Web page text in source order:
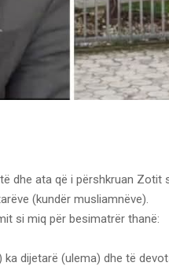
dhe ata që i përshkruan Zotit
(kundër musliamnëve).
si miq për besimatrër thanë:
dijetarë (ulema) dhe të